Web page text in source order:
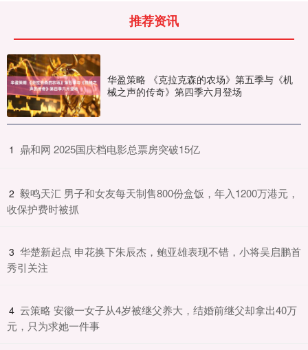
推荐资讯
华盈策略 《克拉克森的农场》第五季与《机
械之声的传奇》第四季六月登场
1 ​鼎和网 2025国庆档电影总票房突破15亿
2 ​毅鸣天汇 男子和女友每天制售800份盒饭，年入1200万港元，
收保护费时被抓
3 ​华楚新起点 申花换下朱辰杰，鲍亚雄表现不错，小将吴启鹏首
秀引关注
4 ​云策略 安徽一女子从4岁被继父养大，结婚前继父却拿出40万
元，只为求她一件事